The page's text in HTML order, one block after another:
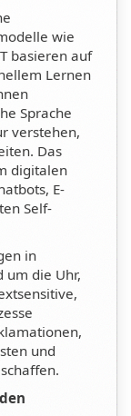
wie
basieren auf
Lernen
Sprache
verstehen,
Das
digitalen
E-
Self-
in
um die Uhr,
und